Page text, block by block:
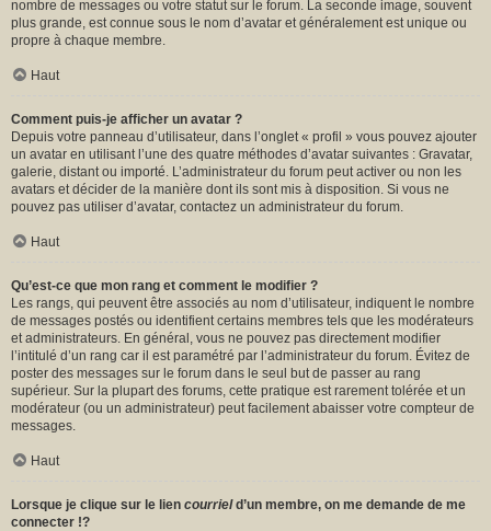
nombre de messages ou votre statut sur le forum. La seconde image, souvent
plus grande, est connue sous le nom d’avatar et généralement est unique ou
propre à chaque membre.
Haut
Comment puis-je afficher un avatar ?
Depuis votre panneau d’utilisateur, dans l’onglet « profil » vous pouvez ajouter
un avatar en utilisant l’une des quatre méthodes d’avatar suivantes : Gravatar,
galerie, distant ou importé. L’administrateur du forum peut activer ou non les
avatars et décider de la manière dont ils sont mis à disposition. Si vous ne
pouvez pas utiliser d’avatar, contactez un administrateur du forum.
Haut
Qu’est-ce que mon rang et comment le modifier ?
Les rangs, qui peuvent être associés au nom d’utilisateur, indiquent le nombre
de messages postés ou identifient certains membres tels que les modérateurs
et administrateurs. En général, vous ne pouvez pas directement modifier
l’intitulé d’un rang car il est paramétré par l’administrateur du forum. Évitez de
poster des messages sur le forum dans le seul but de passer au rang
supérieur. Sur la plupart des forums, cette pratique est rarement tolérée et un
modérateur (ou un administrateur) peut facilement abaisser votre compteur de
messages.
Haut
Lorsque je clique sur le lien courrield’un membre, on me demande de me
connecter !?